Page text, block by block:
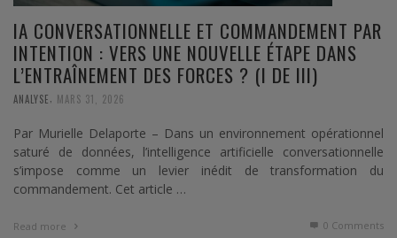
IA CONVERSATIONNELLE ET COMMANDEMENT PAR
INTENTION : VERS UNE NOUVELLE ÉTAPE DANS
L’ENTRAÎNEMENT DES FORCES ? (I DE III)
ANALYSE MARS 31, 2026
Par Murielle Delaporte – Dans un environnement opérationnel
saturé de données, l’intelligence artificielle conversationnelle
s’impose comme un levier inédit de transformation du
commandement. Cet article …
Read more 0 Comments